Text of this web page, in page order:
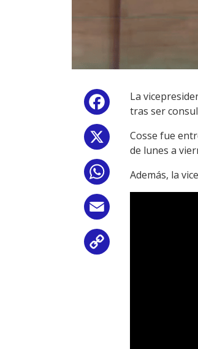
Facebook
WhatsApp
La
tras ser
Cosse fue
de lunes a
Además, la